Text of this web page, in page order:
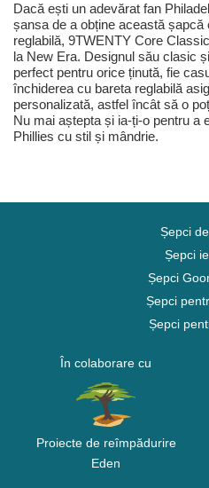
Dacă ești un adevărat fan
șansa de a obține această
reglabilă, 9TWENTY Core
la New Era. Designul său clasic
perfect pentru orice ținută, fie
închiderea cu bareta reglabilă
personalizată, astfel încât să o
Nu mai aștepta și ia-ți-o pentru a
Phillies cu stil și mândrie.
Șepci
Șepci
Șepci
Șepci
Șepci
În colaborare cu
Proiecte de reîmpădurire
Eden